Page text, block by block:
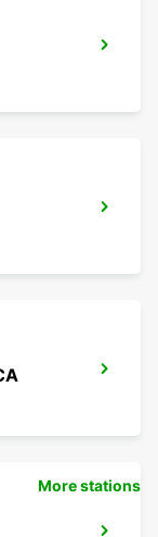
More stations